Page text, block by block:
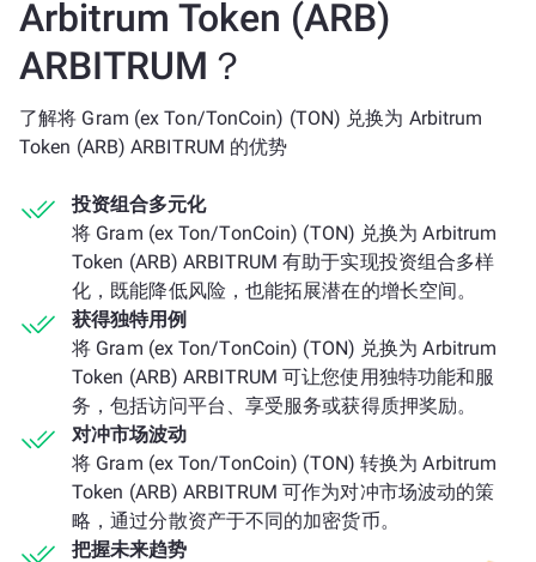
Arbitrum Token (ARB)
ARBITRUM？
了解将 Gram (ex Ton/TonCoin) (TON) 兑换为 Arbitrum
Token (ARB) ARBITRUM 的优势
投资组合多元化
将 Gram (ex Ton/TonCoin) (TON) 兑换为 Arbitrum
Token (ARB) ARBITRUM 有助于实现投资组合多样
化，既能降低风险，也能拓展潜在的增长空间。
获得独特用例
将 Gram (ex Ton/TonCoin) (TON) 兑换为 Arbitrum
Token (ARB) ARBITRUM 可让您使用独特功能和服
务，包括访问平台、享受服务或获得质押奖励。
对冲市场波动
将 Gram (ex Ton/TonCoin) (TON) 转换为 Arbitrum
Token (ARB) ARBITRUM 可作为对冲市场波动的策
略，通过分散资产于不同的加密货币。
把握未来趋势